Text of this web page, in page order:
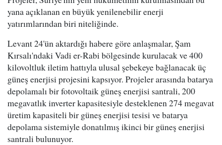
yana açıklanan en büyük yenilenebilir enerji
yatırımlarından biri niteliğinde.
Levant 24'ün aktardığı habere göre anlaşmalar, Şam
Kırsalı'ndaki Vadi er-Rabi bölgesinde kurulacak ve 400
kilovoltluk iletim hattıyla ulusal şebekeye bağlanacak üç
güneş enerjisi projesini kapsıyor. Projeler arasında batarya
depolamalı bir fotovoltaik güneş enerjisi santrali, 200
megavatlık inverter kapasitesiyle desteklenen 274 megavat
üretim kapasiteli bir güneş enerjisi tesisi ve batarya
depolama sistemiyle donatılmış ikinci bir güneş enerjisi
santrali bulunuyor.